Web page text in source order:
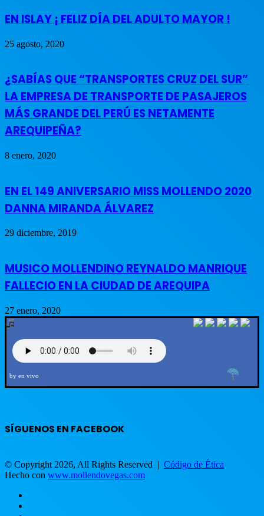
EN ISLAY ¡ FELIZ DÍA DEL ADULTO MAYOR !
25 agosto, 2020
¿SABÍAS QUE “TRANSPORTES CRUZ DEL SUR”
LA EMPRESA DE TRANSPORTE DE PASAJEROS
MÁS GRANDE DEL PERÚ ES NETAMENTE
AREQUIPEÑA?
8 enero, 2020
EN EL 149 ANIVERSARIO MISS MOLLENDO 2020
DANNA MIRANDA ÁLVAREZ
29 diciembre, 2019
MUSICO MOLLENDINO REYNALDO MANRIQUE
FALLECIO EN LA CIUDAD DE AREQUIPA
27 enero, 2020
by en vivo
SÍGUENOS EN FACEBOOK
© Copyright 2026, All Rights Reserved | Código de Ética
Hecho con www.mollendovegas.com